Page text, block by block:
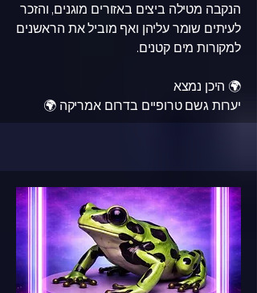
הנקבה מטילה ביצים באזורים מוגנים, והזכר
לעיתים שומר עליהן ואף מוביל את הראשנים
למקורות מים קטנים.
🌍 היכן נמצא
יערות גשם טרופיים בדרום אמריקה 🌍